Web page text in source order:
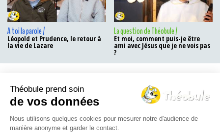
A toi la parole /
Léopold et Prudence, le retour à
la vie de Lazare
La question de Théobule /
Et moi, comment puis-je être
ami avec Jésus que je ne vois pas
?
Le Théo-blog
Théobule prend soin
de vos données
Nous utilisons quelques cookies pour mesurer notre d'audience de
manière anonyme et garder le contact.